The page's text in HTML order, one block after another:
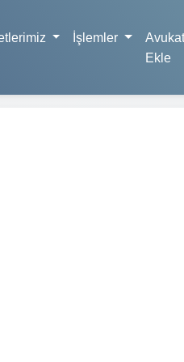
İşlemler
Avukat
Ekle